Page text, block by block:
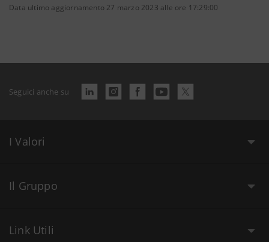
Data ultimo aggiornamento 27 marzo 2023 alle ore 17:29:00
Seguici anche su
I Valori
Il Gruppo
Link Utili